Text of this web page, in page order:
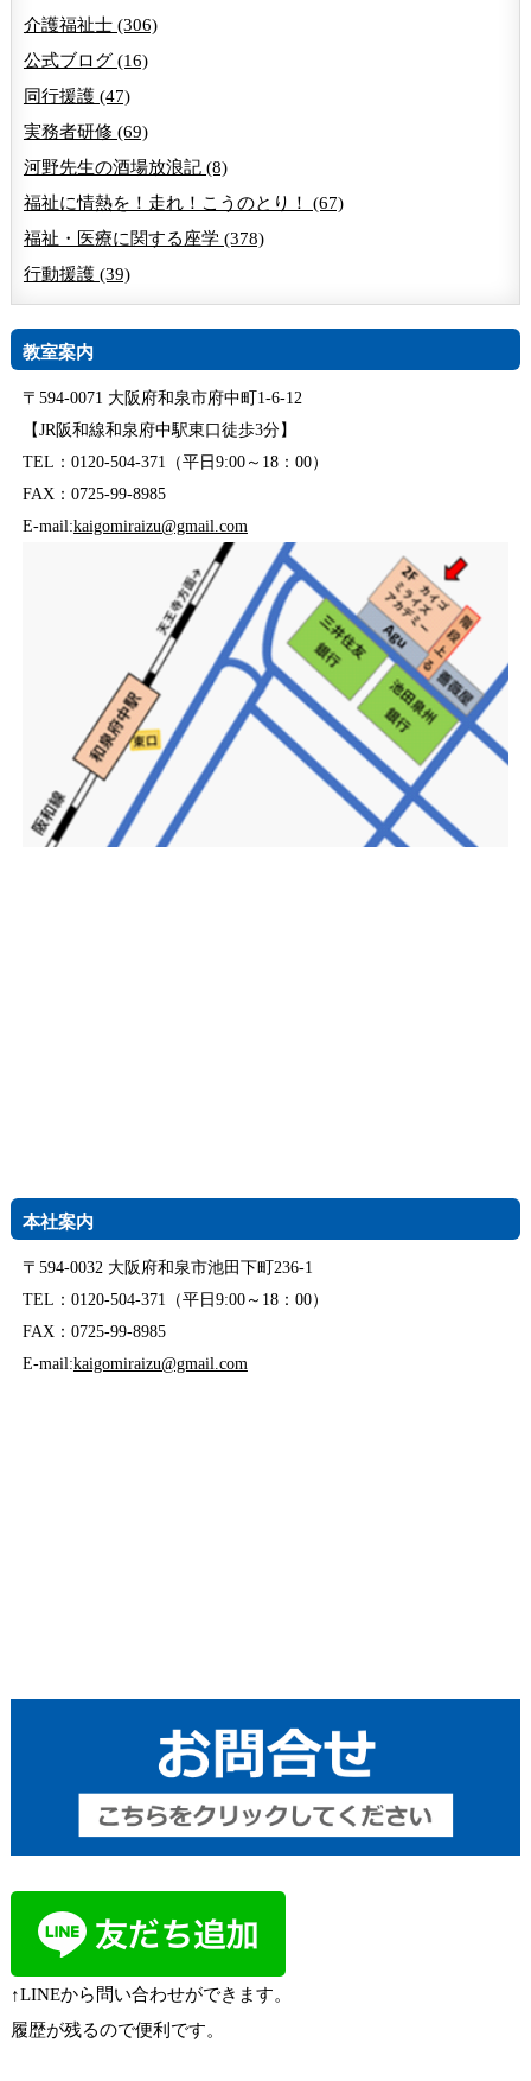
介護福祉士 (306)
公式ブログ (16)
同行援護 (47)
実務者研修 (69)
河野先生の酒場放浪記 (8)
福祉に情熱を！走れ！こうのとり！ (67)
福祉・医療に関する座学 (378)
行動援護 (39)
教室案内
〒594-0071 大阪府和泉市府中町1-6-12
【JR阪和線和泉府中駅東口徒歩3分】
TEL：0120-504-371（平日9:00～18：00）
FAX：0725-99-8985
E-mail:kaigomiraizu@gmail.com
本社案内
〒594-0032 大阪府和泉市池田下町236-1
TEL：0120-504-371（平日9:00～18：00）
FAX：0725-99-8985
E-mail:kaigomiraizu@gmail.com
↑LINEから問い合わせができます。
履歴が残るので便利です。